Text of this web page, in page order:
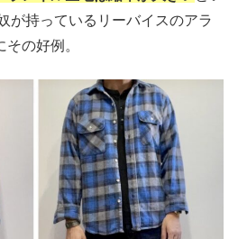
が持っているリーバイスのアラ
の好例。